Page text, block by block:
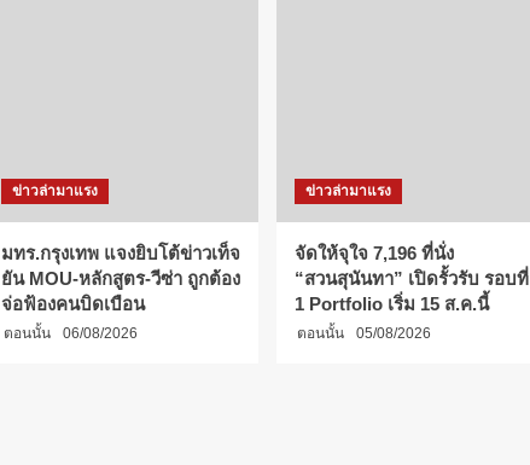
ข่าวล่ามาแรง
มทร.กรุงเทพ แจงยิบโต้ข่าวเท็จ
ยัน MOU-หลักสูตร-วีซ่า ถูกต้อง
จ่อฟ้องคนบิดเบือน
ตอนนั้น 06/08/2026
ข่าวล่ามาแรง
จัดให้จุใจ 7,196 ที่นั่ง
“สวนสุนันทา” เปิดรั้วรับ รอบที่
1 Portfolio เริ่ม 15 ส.ค.นี้
ตอนนั้น 05/08/2026